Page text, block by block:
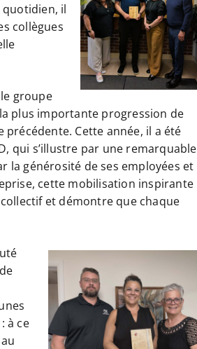
quotidien, il
collègues
groupe
plus importante progression de
Cette année, il a été
qui s’illustre par une remarquable
la générosité de ses employées et
cette mobilisation inspirante
et démontre que chaque
à ce